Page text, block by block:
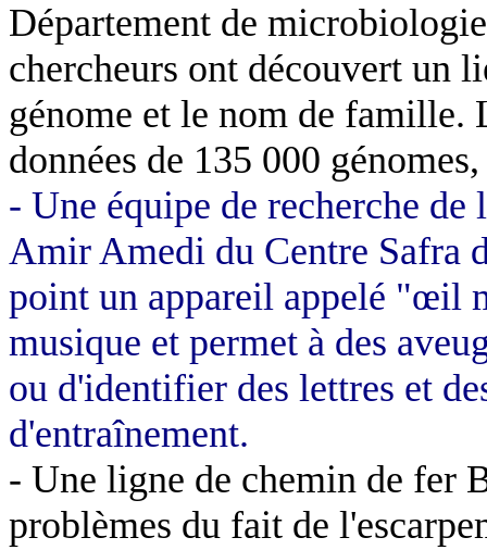
Département de
chercheurs ont découvert un
génome et le nom de famille.
données de 135 000
- Une équipe de recherche
Amir Amedi du Centre Safra
point un appareil appelé "œil
musique et permet à des
ou d'identifier des lettres et
d'entraînement.
- Une ligne de chemin de fer
problèmes du fait de